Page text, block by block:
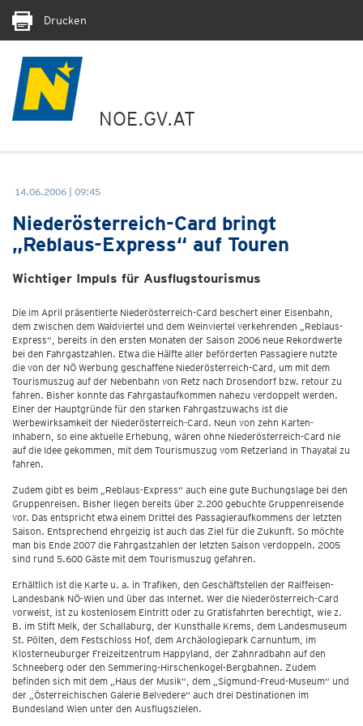
Drucken
NOE.GV.AT
14.06.2006 | 09:45
Niederösterreich-Card bringt
„Reblaus-Express“ auf Touren
Wichtiger Impuls für Ausflugstourismus
Die im April präsentierte Niederösterreich-Card beschert einer Eisenbahn,
dem zwischen dem Waldviertel und dem Weinviertel verkehrenden „Reblaus-
Express“, bereits in den ersten Monaten der Saison 2006 neue Rekordwerte
bei den Fahrgastzahlen. Etwa die Hälfte aller beförderten Passagiere nutzte
die von der NÖ Werbung geschaffene Niederösterreich-Card, um mit dem
Tourismuszug auf der Nebenbahn von Retz nach Drosendorf bzw. retour zu
fahren. Bisher konnte das Fahrgastaufkommen nahezu verdoppelt werden.
Einer der Hauptgründe für den starken Fahrgastzuwachs ist die
Werbewirksamkeit der Niederösterreich-Card. Neun von zehn Karten-
Inhabern, so eine aktuelle Erhebung, wären ohne Niederösterreich-Card nie
auf die Idee gekommen, mit dem Tourismuszug vom Retzerland in Thayatal zu
fahren.
Zudem gibt es beim „Reblaus-Express“ auch eine gute Buchungslage bei den
Gruppenreisen. Bisher liegen bereits über 2.200 gebuchte Gruppenreisende
vor. Das entspricht etwa einem Drittel des Passagieraufkommens der letzten
Saison. Entsprechend ehrgeizig ist auch das Ziel für die Zukunft. So möchte
man bis Ende 2007 die Fahrgastzahlen der letzten Saison verdoppeln. 2005
sind rund 5.600 Gäste mit dem Tourismuszug gefahren.
Erhältlich ist die Karte u. a. in Trafiken, den Geschäftstellen der Raiffeisen-
Landesbank NÖ-Wien und über das Internet. Wer die Niederösterreich-Card
vorweist, ist zu kostenlosem Eintritt oder zu Gratisfahrten berechtigt, wie z.
B. im Stift Melk, der Schallaburg, der Kunsthalle Krems, dem Landesmuseum
St. Pölten, dem Festschloss Hof, dem Archäologiepark Carnuntum, im
Klosterneuburger Freizeitzentrum Happyland, der Zahnradbahn auf den
Schneeberg oder den Semmering-Hirschenkogel-Bergbahnen. Zudem
befinden sich mit dem „Haus der Musik“, dem „Sigmund-Freud-Museum“ und
der „Österreichischen Galerie Belvedere“ auch drei Destinationen im
Bundesland Wien unter den Ausflugszielen.